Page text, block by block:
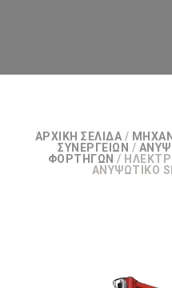
ΑΡΧΙΚΉ ΣΕΛΊΔΑ /
ΣΥΝΕΡΓΕΊΩΝ /
ΦΟΡΤΗΓΏΝ /
ΑΝΥΨΩΤΙΚΌ